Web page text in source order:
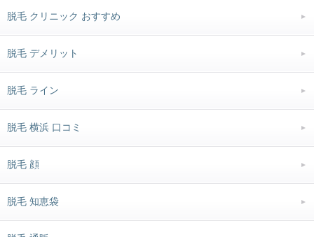
脱毛 クリニック おすすめ
脱毛 デメリット
脱毛 ライン
脱毛 横浜 口コミ
脱毛 顔
脱毛 知恵袋